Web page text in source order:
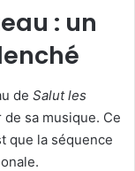
: un
de Salut les
sa musique. Ce
que la séquence